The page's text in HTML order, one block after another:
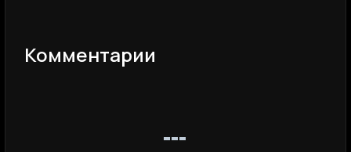
Комментарии